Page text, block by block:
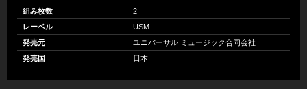
組み枚数
2
レーベル
USM
発売元
ユニバーサル ミュージック合同会社
発売国
日本